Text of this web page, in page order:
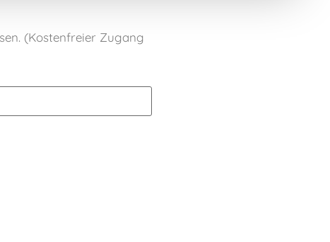
(Kostenfreier Zugang